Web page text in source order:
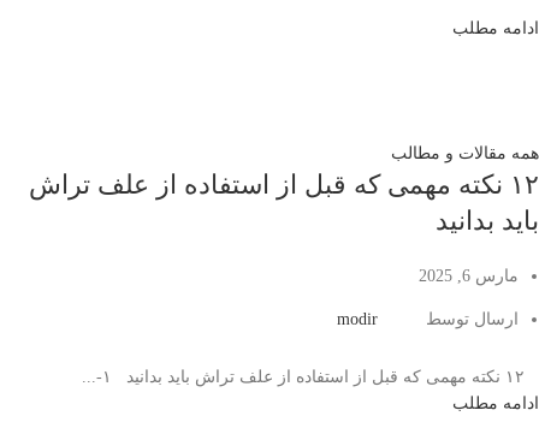
ادامه مطلب
همه مقالات و مطالب
۱۲ نکته مهمی که قبل از استفاده از علف تراش
باید بدانید
مارس 6, 2025
ارسال توسط modir
ادامه مطلب